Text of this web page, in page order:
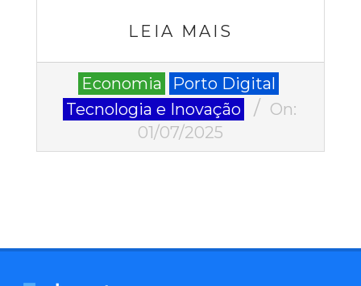
LEIA MAIS
2025-
Economia
Porto Digital
Tecnologia e Inovação
On:
01/07/2025